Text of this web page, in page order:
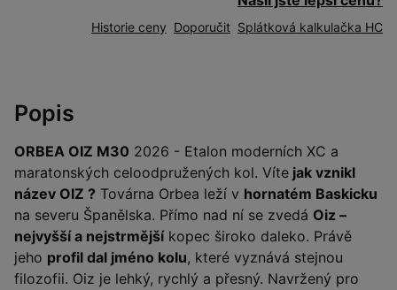
Historie ceny Doporučit Splátková kalkulačka HC
Popis
ORBEA OIZ M30 2026 - Etalon moderních XC a
maratonských celoodpružených kol. Víte jak vznikl
název OIZ ? Továrna Orbea leží v hornatém Baskicku
na severu Španělska. Přímo nad ní se zvedá Oiz –
nejvyšší a nejstrmějšíkopec široko daleko. Právě
jeho profil dal jméno kolu, které vyznává stejnou
filozofii. Oiz je lehký, rychlý a přesný. Navržený pro